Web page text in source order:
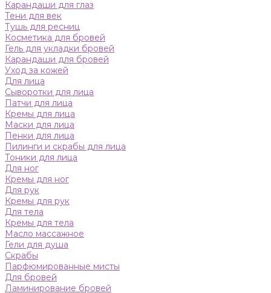
Карандаши для глаз
Тени для век
Тушь для ресниц
Косметика для бровей
Гель для укладки бровей
Карандаши для бровей
Уход за кожей
Для лица
Сыворотки для лица
Патчи для лица
Кремы для лица
Маски для лица
Пенки для лица
Пилинги и скрабы для лица
Тоники для лица
Для ног
Кремы для ног
Для рук
Кремы для рук
Для тела
Кремы для тела
Масло массажное
Гели для душа
Скрабы
Парфюмированные мисты
Для бровей
Ламинирование бровей